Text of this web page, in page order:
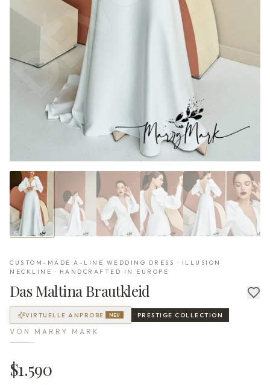
CUSTOM-MADE A-LINE WEDDING DRESS · ILLUSION
NECKLINE · HANDCRAFTED IN EUROPE
Das Maltina Brautkleid
VIRTUELLE ANPROBE NEU PRESTIGE COLLECTION
VON MARRY MARK
$1.590